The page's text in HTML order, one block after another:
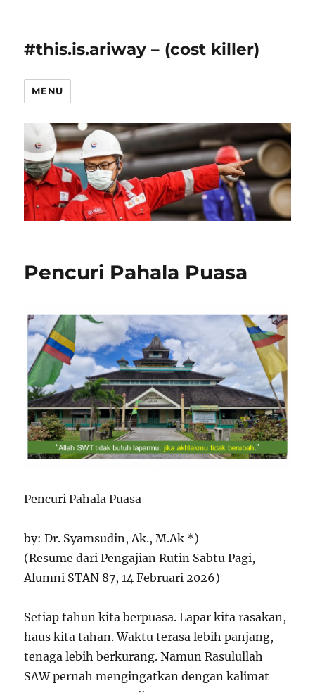
#this.is.ariway – (cost killer)
MENU
Pencuri Pahala Puasa
Pencuri Pahala Puasa
by: Dr. Syamsudin, Ak., M.Ak *)
(Resume dari Pengajian Rutin Sabtu Pagi,
Alumni STAN 87, 14 Februari 2026)
Setiap tahun kita berpuasa. Lapar kita rasakan,
haus kita tahan. Waktu terasa lebih panjang,
tenaga lebih berkurang. Namun Rasulullah
SAW pernah mengingatkan dengan kalimat